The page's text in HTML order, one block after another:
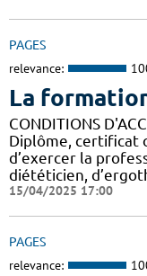
PAGES
relevance:
La
CONDITIONS
Diplôme,
d’exercer la
diététicien,
15/04/2025 17:00
PAGES
relevance: